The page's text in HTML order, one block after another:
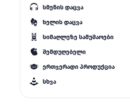
სმენის დაცვა
ხელის დაცვა
სიმაღლეზე სამუშაოები
შემდუღებელი
ერთჯერადი პროდუქცია
სხვა